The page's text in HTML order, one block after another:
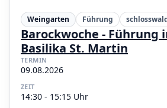
Weingarten Führung
Barockwoche - Führung
Basilika St. Martin
TERMIN
09.08.2026
ZEIT
14:30 - 15:15 Uhr